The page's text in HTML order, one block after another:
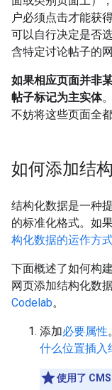
户必须点击才能获
可以自行决定是否
含特定讨论帖子的网
如果相应页面并非
帖子标记为主实体
不妨将这些页面全
如何添加结
结构化数据是一种
的标准化格式。如
构化数据的运作方
下面概述了如何构
网页添加结构化数
Codelab。
添加必要属性
什么位置插入
使用了 CMS